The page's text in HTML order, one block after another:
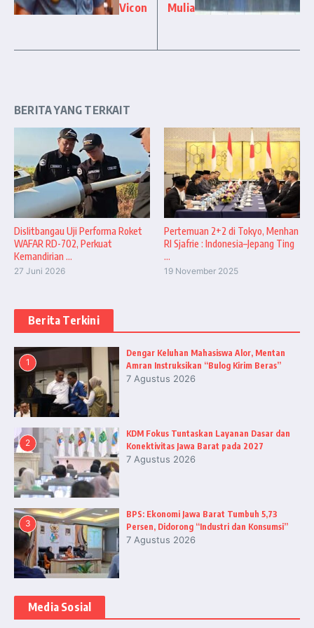
Vicon
Mulia
BERITA YANG TERKAIT
Dislitbangau Uji Performa Roket
WAFAR RD-702, Perkuat
Kemandirian ...
27 Juni 2026
Pertemuan 2+2 di Tokyo, Menhan
RI Sjafrie : Indonesia–Jepang Ting
...
19 November 2025
Berita Terkini
1
Dengar Keluhan Mahasiswa Alor, Mentan
Amran Instruksikan “Bulog Kirim Beras”
7 Agustus 2026
2
KDM Fokus Tuntaskan Layanan Dasar dan
Konektivitas Jawa Barat pada 2027
7 Agustus 2026
3
BPS: Ekonomi Jawa Barat Tumbuh 5,73
Persen, Didorong “Industri dan Konsumsi”
7 Agustus 2026
Media Sosial